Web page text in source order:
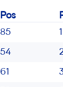
Pos
85
54
61